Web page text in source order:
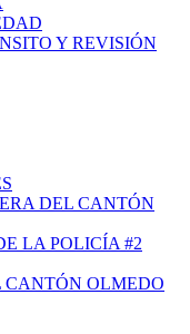
Y REVISIÓN
DEL CANTÓN
LA POLICÍA #2
CANTÓN OLMEDO